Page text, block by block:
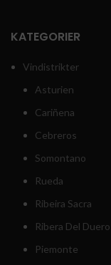
KATEGORIER
Vindistrikter
Asturien
Cariñena
Cebreros
Somontano
Rueda
Ribeira Sacra
Ribera Del Duero
Piemonte